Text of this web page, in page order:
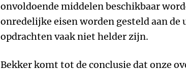
onvoldoende middelen beschikbaar
onredelijke eisen worden gesteld aan de
opdrachten vaak niet helder zijn.
Bekker komt tot de conclusie dat onze